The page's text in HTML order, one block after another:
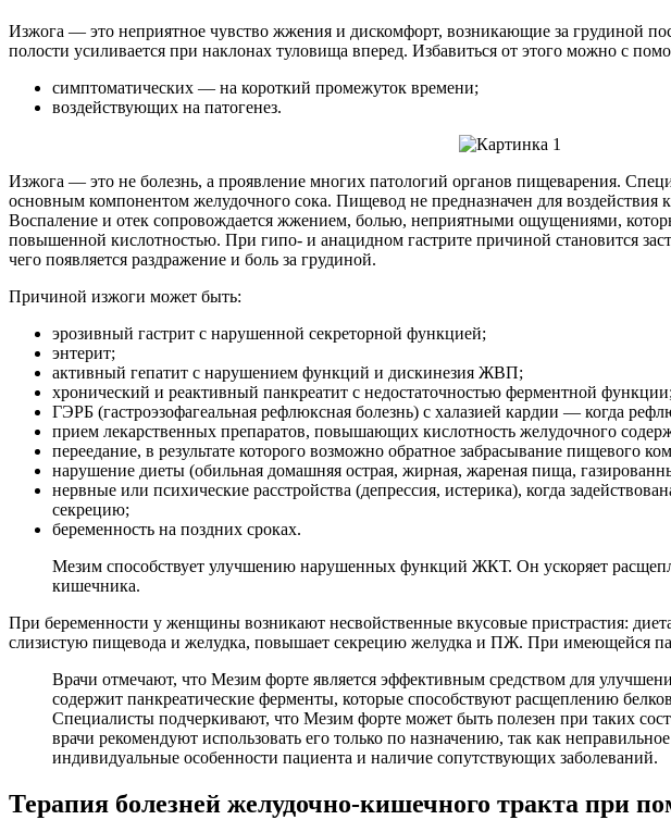
Изжога — это неприятное чувство жжения и дискомфорт, возникающие за грудиной
полости усиливается при наклонах туловища вперед. Избавиться от этого можно с
симптоматических — на короткий промежуток времени;
воздействующих на патогенез.
Изжога — это не болезнь, а проявление многих патологий органов пищеварения.
основным компонентом желудочного сока. Пищевод не предназначен для воздействия
Воспаление и отек сопровождается жжением, болью, неприятными ощущениями,
повышенной кислотностью. При гипо- и анацидном гастрите причиной становится
чего появляется раздражение и боль за грудиной.
Причиной изжоги может быть:
эрозивный гастрит с нарушенной секреторной функцией;
энтерит;
активный гепатит с нарушением функций и дискинезия ЖВП;
хронический и реактивный панкреатит с недостаточностью ферментной функции;
ГЭРБ (гастроэзофагеальная рефлюксная болезнь) с халазией кардии — когда
прием лекарственных препаратов, повышающих кислотность желудочного
переедание, в результате которого возможно обратное забрасывание пищевого
нарушение диеты (обильная домашняя острая, жирная, жареная пища,
нервные или психические расстройства (депрессия, истерика), когда
секрецию;
беременность на поздних сроках.
Мезим способствует улучшению нарушенных функций ЖКТ. Он ускоряет
кишечника.
При беременности у женщины возникают несвойственные вкусовые пристрастия:
слизистую пищевода и желудка, повышает секрецию желудка и ПЖ. При имеющейся
Врачи отмечают, что Мезим форте является эффективным средством для
содержит панкреатические ферменты, которые способствуют расщеплению
Специалисты подчеркивают, что Мезим форте может быть полезен при таких
врачи рекомендуют использовать его только по назначению, так как
индивидуальные особенности пациента и наличие сопутствующих заболеваний.
Терапия болезней желудочно-кишечного тракта при